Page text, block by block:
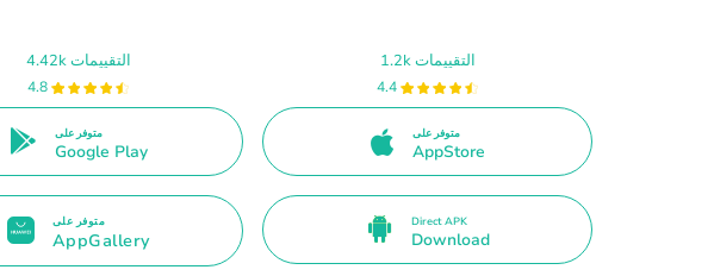
4.42k التقييمات
4.8
متوفر على
Google Play
1.2k التقييمات
4.4
متوفر على
AppStore
متوفر على
AppGallery
Direct APK
Download